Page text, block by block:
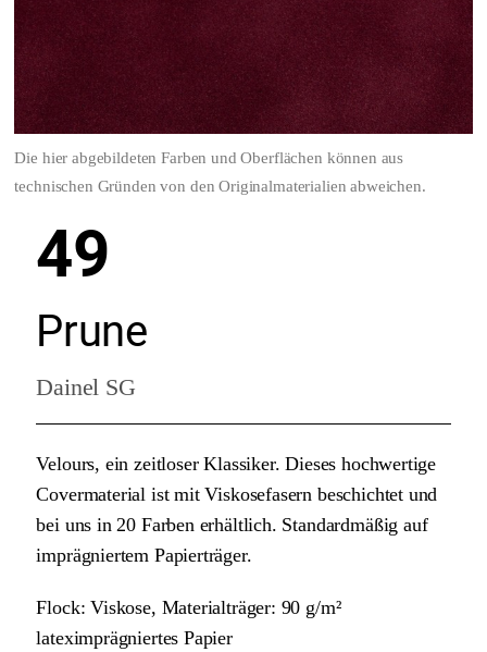
Die hier abgebildeten Farben und Oberflächen können aus
technischen Gründen von den Originalmaterialien abweichen.
49
Prune
Dainel SG
Velours, ein zeitloser Klassiker. Dieses hochwertige
Covermaterial ist mit Viskosefasern beschichtet und
bei uns in 20 Farben erhältlich. Standardmäßig auf
imprägniertem Papierträger.
Flock: Viskose, Materialträger: 90 g/m²
lateximprägniertes Papier